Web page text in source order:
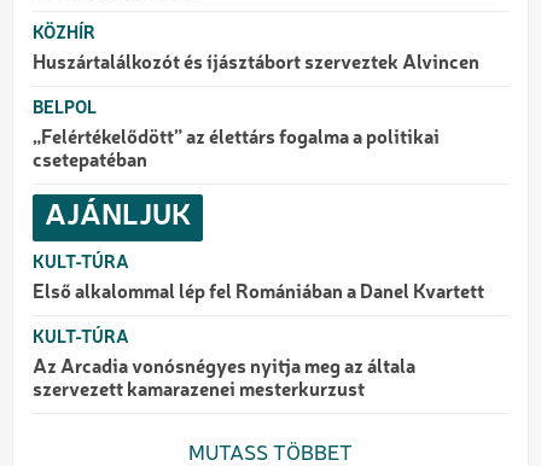
KÖZHÍR
Huszártalálkozót és íjásztábort szerveztek Alvincen
BELPOL
„Felértékelődött” az élettárs fogalma a politikai
csetepatéban
AJÁNLJUK
KULT-TÚRA
Első alkalommal lép fel Romániában a Danel Kvartett
KULT-TÚRA
Az Arcadia vonósnégyes nyitja meg az általa
szervezett kamarazenei mesterkurzust
MUTASS TÖBBET